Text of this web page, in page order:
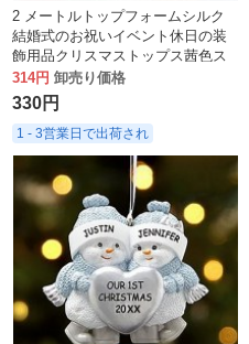
2 メートルトップフォームシルク
結婚式のお祝いイベント休日の装
飾用品クリスマストップス茜色ス
トリップガーランド
314円 卸売り価格
330円
1 - 3営業日で出荷され